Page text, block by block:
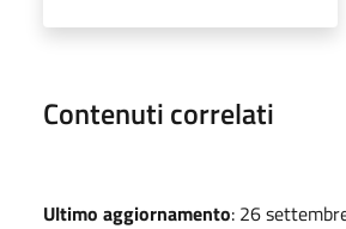
Contenuti correlati
Ultimo aggiornamento: 26